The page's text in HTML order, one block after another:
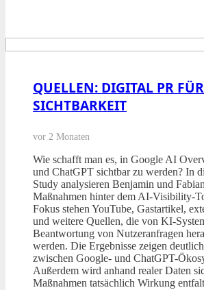
QUELLEN: DIGITAL PR
SICHTBARKEIT
vor 2 Monaten
Wie schafft man es, in Google AI
und ChatGPT sichtbar zu werden? In
Study analysieren Benjamin und
Maßnahmen hinter dem AI-Visibility-
Fokus stehen YouTube, Gastartikel,
und weitere Quellen, die von KI-
Beantwortung von Nutzeranfragen
werden. Die Ergebnisse zeigen
zwischen Google- und ChatGPT-
Außerdem wird anhand realer Daten
Maßnahmen tatsächlich Wirkung